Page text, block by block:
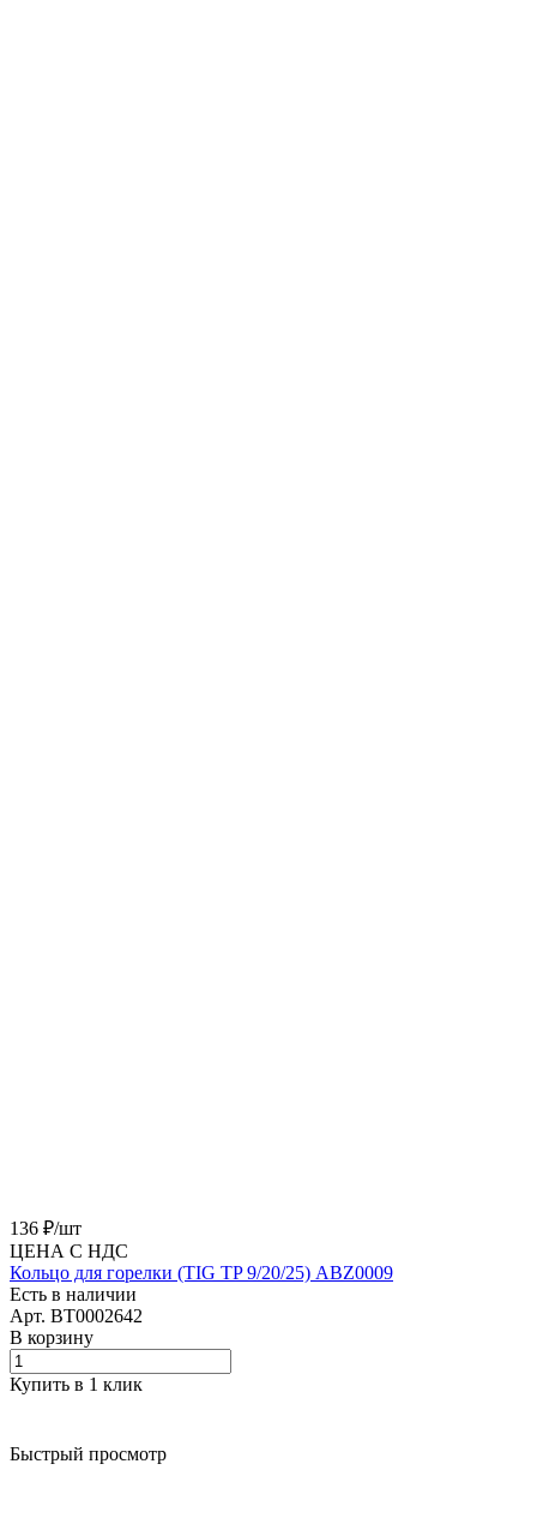
136 ₽/шт
ЦЕНА С НДС
Кольцо для горелки (TIG TP 9/20/25) ABZ0009
Есть в наличии
Арт. BT0002642
В корзину
Купить в 1 клик
Быстрый просмотр